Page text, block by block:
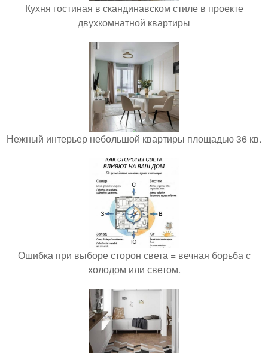
Кухня гостиная в скандинавском стиле в проекте
двухкомнатной квартиры
Нежный интерьер небольшой квартиры площадью 36 кв.
Ошибка при выборе сторон света = вечная борьба с
холодом или светом.